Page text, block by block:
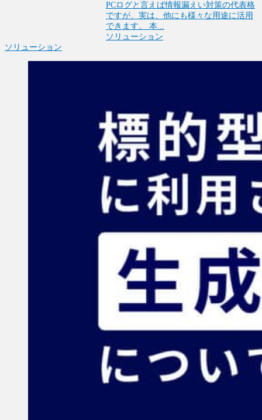
PCログと言えば情報漏えい対策の代表格
ですが、実は、他にも様々な用途に活用
できます。 本...
ソリューション
ソリューション